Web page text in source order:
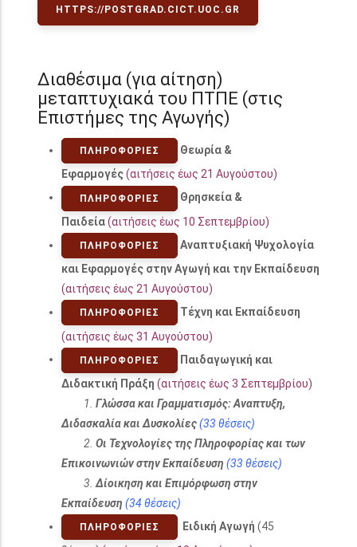
HTTPS://POSTGRAD.CICT.UOC.GR
Διαθέσιμα (για αίτηση)
μεταπτυχιακά του ΠΤΠΕ (στις
Επιστήμες της Αγωγής)
ΠΛΗΡΟΦΟΡΊΕΣ
Θεωρία &
Εφαρμογές(αιτήσεις έως 21 Αυγούστου)
ΠΛΗΡΟΦΟΡΊΕΣ
Θρησκεία &
Παιδεία(αιτήσεις έως 10 Σεπτεμβρίου)
ΠΛΗΡΟΦΟΡΊΕΣ
Αναπτυξιακή Ψυχολογία
και Εφαρμογές στην Αγωγή και την Εκπαίδευση
(αιτήσεις έως 21 Αυγούστου)
ΠΛΗΡΟΦΟΡΊΕΣ
Τέχνη και Εκπαίδευση
(αιτήσεις έως 31 Αυγούστου)
ΠΛΗΡΟΦΟΡΊΕΣ
Παιδαγωγική και
Διδακτική Πράξη (αιτήσεις έως 3 Σεπτεμβρίου)
1. Γλώσσα και Γραμματισμός: Αναπτυξη,
Διδασκαλία και Δυσκολίες(33 θέσεις)
2. Οι Τεχνολογίες της Πληροφορίας και των
Επικοινωνιών στην Εκπαίδευση (33 θέσεις)
3. Δίοικηση και Επιμόρφωση στην
Εκπαίδευση (34 θέσεις)
ΠΛΗΡΟΦΟΡΊΕΣ Ειδική Αγωγή (45